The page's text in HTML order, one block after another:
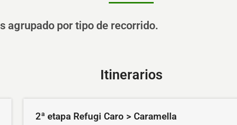
agrupado por tipo de recorrido.
Itinerarios
2ª etapa Refugi Caro > Caramella